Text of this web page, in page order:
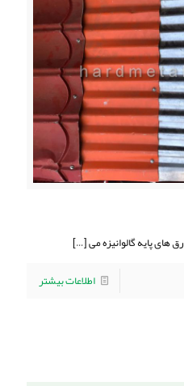
پایه گالوانیزه می[…]
اطلاعات بیشتر